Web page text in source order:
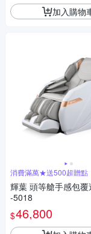
加入購物
消費滿萬★送500超贈點
輝葉 頭等艙手感包
-5018
$46,800